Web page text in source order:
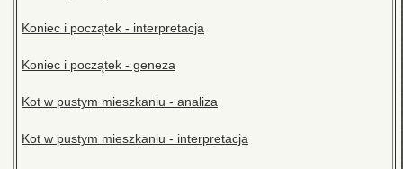
Koniec i początek - interpretacja
Koniec i początek - geneza
Kot w pustym mieszkaniu - analiza
Kot w pustym mieszkaniu - interpretacja